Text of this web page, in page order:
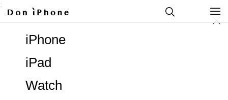
;
Watch
iPad
iPhone